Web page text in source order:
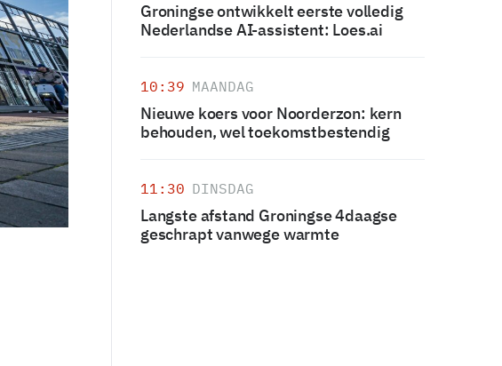
Groningse ontwikkelt eerste volledig
Nederlandse AI-assistent: Loes.ai
10:39 MAANDAG
Nieuwe koers voor Noorderzon: kern
behouden, wel toekomstbestendig
11:30 DINSDAG
Langste afstand Groningse 4daagse
geschrapt vanwege warmte